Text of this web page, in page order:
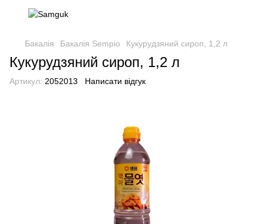
Бакалія Бакалія Sempio Кукурудзяний сироп, 1,2 л
Кукурудзяний сироп, 1,2 л
Артикул: 2052013 Написати відгук